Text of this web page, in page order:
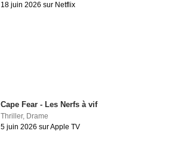
18 juin 2026 sur Netflix
Cape Fear - Les Nerfs à vif
Thriller, Drame
5 juin 2026 sur Apple TV